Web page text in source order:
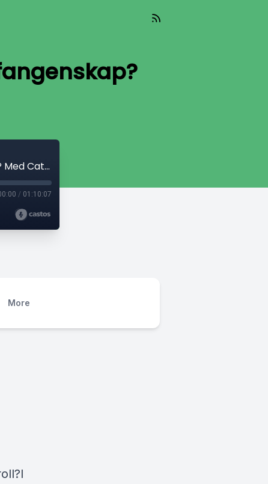
Episode 12: Ulike ideologier – samme fangenskap? Med Cathrine Moestue
/ 01:10:07
More